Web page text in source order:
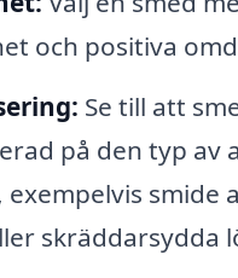
och positiva
Se till att
på den typ av
exempelvis smide
skräddarsydda